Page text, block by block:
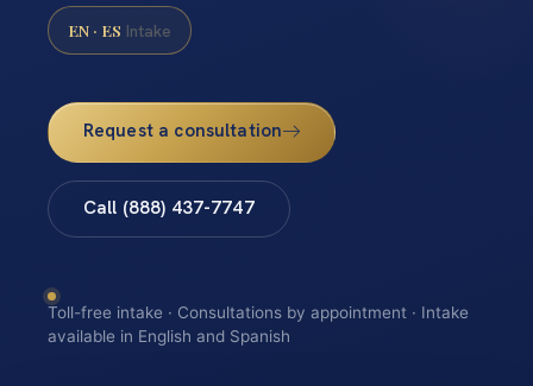
EN · ES Intake
Request a consultation
Call (888) 437-7747
Toll-free intake · Consultations by appointment · Intake
available in English and Spanish